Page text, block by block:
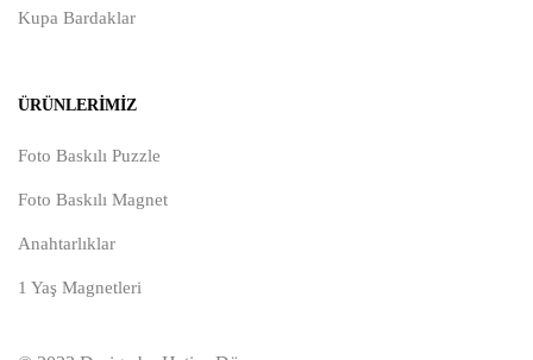
Kupa Bardaklar
ÜRÜNLERIMIZ
Foto Baskılı Puzzle
Foto Baskılı Magnet
Anahtarlıklar
1 Yaş Magnetleri